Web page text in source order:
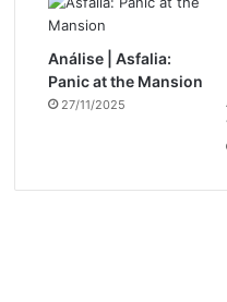
Análise | Asfalia:
Panic at the Mansion
27/11/2025